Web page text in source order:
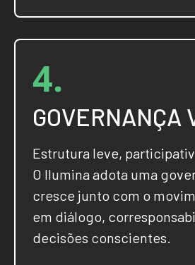
4.
GOVERNANÇA
Estrutura leve,
O Ilumina adota uma
cresce junto com o
em diálogo,
decisões conscientes.